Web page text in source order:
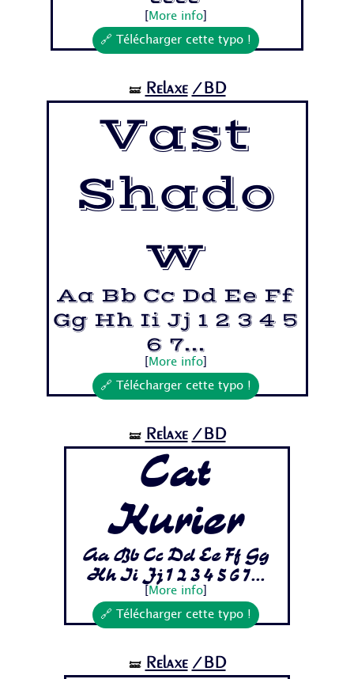
More info]
🔗 Télécharger cette typo !
🝛 Relaxe /BD
Vast
Shado
w
Aa Bb Cc Dd Ee Ff
Gg Hh Ii Jj 1 2 3 4 5
6 7...
More info]
🔗 Télécharger cette typo !
🝛 Relaxe /BD
Cat
Kurier
Aa Bb Cc Dd Ee Ff Gg
Hh Ii Jj 1 2 3 4 5 6 7...
More info]
🔗 Télécharger cette typo !
🝛 Relaxe /BD